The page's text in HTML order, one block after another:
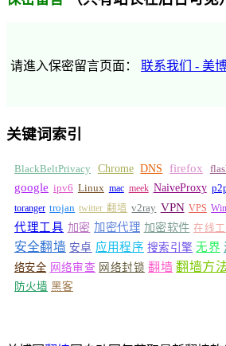
请進入保密留言页面： 联系我们 - 美
关键词索引
BlackBeltPrivacy Chrome DNS firefox
google ipv6 Linux mac meek NaiveProxy
toranger trojan twitter 翻墙 v2ray VPN VPS
代理工具 加密 加密代理 加密软件 在线
安全翻墙 安卓 应用程序 搜索引擎 无界
络安全 网络审查 网络封锁 翻墙 翻墙方
防火墙 黑客